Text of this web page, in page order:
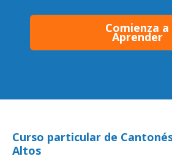
Comienza a
Aprender
Curso particular de
Altos